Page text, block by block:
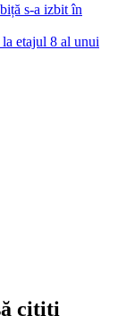
s-a izbit în
etajul 8 al unui
citiți